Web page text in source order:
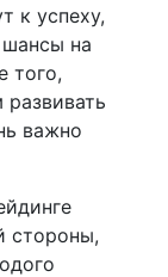
к успеху,
на
того,
важно
стороны,